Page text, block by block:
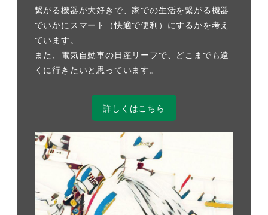
繋がる機器が大好きで、家での生活を繋がる機器
でいかにスマート（快適で便利）にするかを考え
ています。
また、電気自動車の日産リーフで、どこまでも遠
くに行きたいと思っています。
詳しくはこちら